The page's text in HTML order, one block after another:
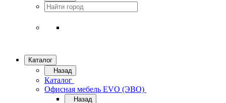
Каталог
Назад
Каталог
Офисная мебель EVO (ЭВО)
Назад